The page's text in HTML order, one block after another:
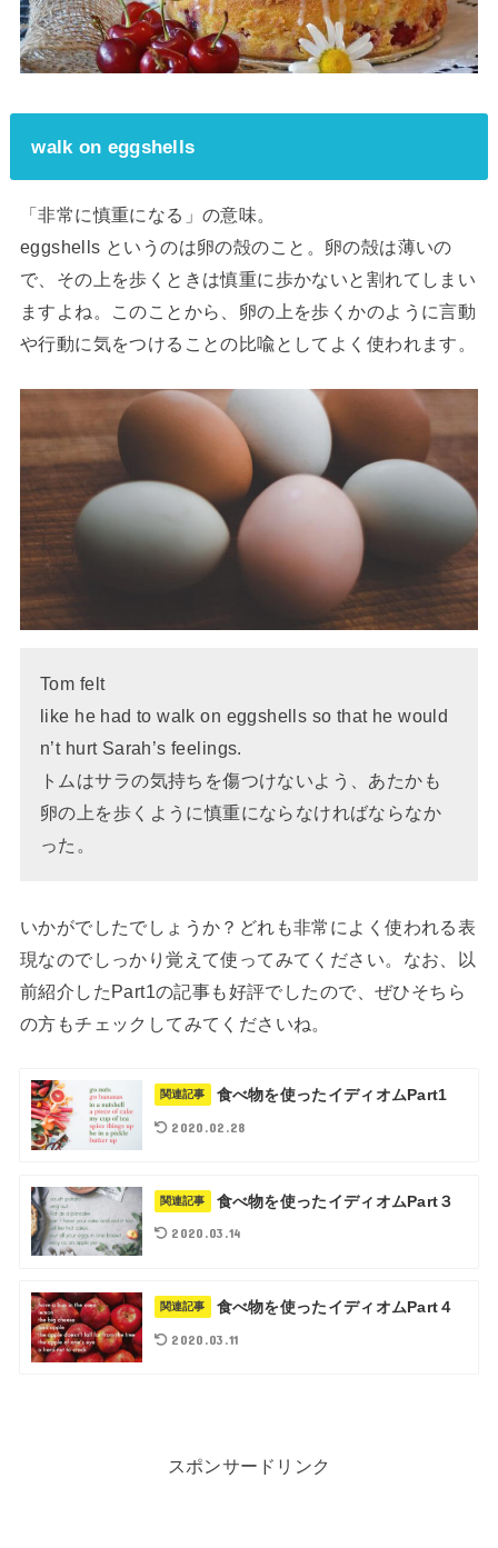
walk on eggshells
「非常に慎重になる」の意味。
eggshells というのは卵の殻のこと。卵の殻は薄いの
で、その上を歩くときは慎重に歩かないと割れてしまい
ますよね。このことから、卵の上を歩くかのように言動
や行動に気をつけることの比喩としてよく使われます。
Tom felt
like he had to walk on eggshells so that he would
n’t hurt Sarah’s feelings.
トムはサラの気持ちを傷つけないよう、あたかも
卵の上を歩くように慎重にならなければならなか
った。
いかがでしたでしょうか？どれも非常によく使われる表
現なのでしっかり覚えて使ってみてください。なお、以
前紹介したPart1の記事も好評でしたので、ぜひそちら
の方もチェックしてみてくださいね。
関連記事 食べ物を使ったイディオムPart1
2020.02.28
関連記事 食べ物を使ったイディオムPart３
2020.03.14
関連記事 食べ物を使ったイディオムPart４
2020.03.11
スポンサードリンク